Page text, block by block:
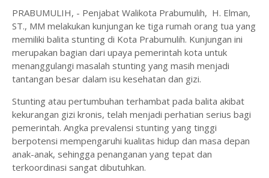
PRABUMULIH, - Penjabat Walikota Prabumulih, H. Elman,
ST., MM melakukan kunjungan ke tiga rumah orang tua yang
memiliki balita stunting di Kota Prabumulih. Kunjungan ini
merupakan bagian dari upaya pemerintah kota untuk
menanggulangi masalah stunting yang masih menjadi
tantangan besar dalam isu kesehatan dan gizi.
Stunting atau pertumbuhan terhambat pada balita akibat
kekurangan gizi kronis, telah menjadi perhatian serius bagi
pemerintah. Angka prevalensi stunting yang tinggi
berpotensi mempengaruhi kualitas hidup dan masa depan
anak-anak, sehingga penanganan yang tepat dan
terkoordinasi sangat dibutuhkan.